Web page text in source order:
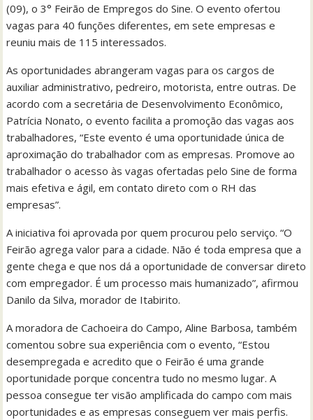
(09), o 3° Feirão de Empregos do Sine. O evento ofertou
vagas para 40 funções diferentes, em sete empresas e
reuniu mais de 115 interessados.
As oportunidades abrangeram vagas para os cargos de
auxiliar administrativo, pedreiro, motorista, entre outras. De
acordo com a secretária de Desenvolvimento Econômico,
Patrícia Nonato, o evento facilita a promoção das vagas aos
trabalhadores, “Este evento é uma oportunidade única de
aproximação do trabalhador com as empresas. Promove ao
trabalhador o acesso às vagas ofertadas pelo Sine de forma
mais efetiva e ágil, em contato direto com o RH das
empresas”.
A iniciativa foi aprovada por quem procurou pelo serviço. “O
Feirão agrega valor para a cidade. Não é toda empresa que a
gente chega e que nos dá a oportunidade de conversar direto
com empregador. É um processo mais humanizado”, afirmou
Danilo da Silva, morador de Itabirito.
A moradora de Cachoeira do Campo, Aline Barbosa, também
comentou sobre sua experiência com o evento, “Estou
desempregada e acredito que o Feirão é uma grande
oportunidade porque concentra tudo no mesmo lugar. A
pessoa consegue ter visão amplificada do campo com mais
oportunidades e as empresas conseguem ver mais perfis.